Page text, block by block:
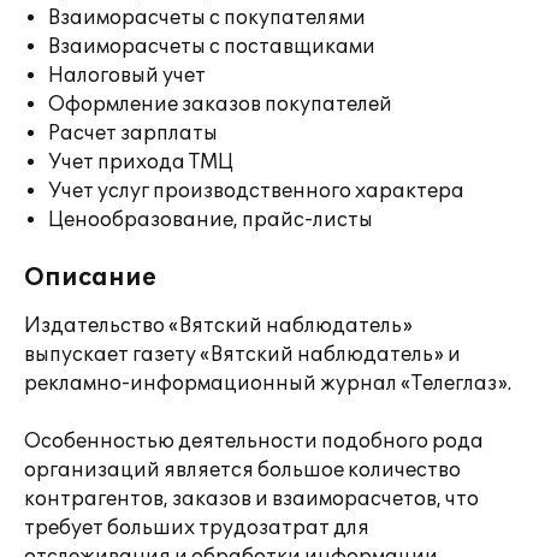
Взаиморасчеты с покупателями
Взаиморасчеты с поставщиками
Налоговый учет
Оформление заказов покупателей
Расчет зарплаты
Учет прихода ТМЦ
Учет услуг производственного характера
Ценообразование, прайс-листы
Описание
Издательство «Вятский наблюдатель»
выпускает газету «Вятский наблюдатель» и
рекламно-информационный журнал «Телеглаз».
Особенностью деятельности подобного рода
организаций является большое количество
контрагентов, заказов и взаиморасчетов, что
требует больших трудозатрат для